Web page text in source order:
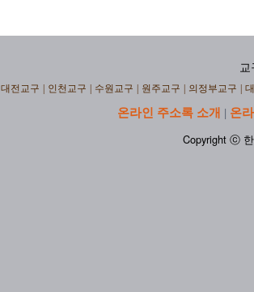
교
대전교구 인천교구 수원교구 원주교구 의정부교구
온라인 주소록 소개 | 온
Copyright ⓒ